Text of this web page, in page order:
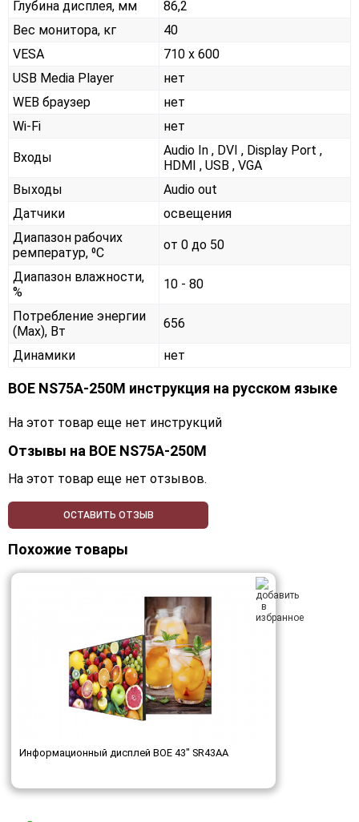
Глубина дисплея, мм
86,2
Вес монитора, кг
40
VESA
710 х 600
USB Media Player
нет
WEB браузер
нет
Wi-Fi
нет
Входы
Audio In , DVI , Display Port ,
HDMI , USB , VGA
Выходы
Audio out
Датчики
освещения
Диапазон рабочих
ремператур, ⁰С
от 0 до 50
Диапазон влажности,
%
10 - 80
Потребление энергии
(Max), Вт
656
Динамики нет
BOE NS75A-250M инструкция на русском языке
На этот товар еще нет инструкций
Отзывы на BOE NS75A-250M
На этот товар еще нет отзывов.
ОСТАВИТЬ ОТЗЫВ
Похожие товары
Информационный дисплей BOE 43" SR43AA